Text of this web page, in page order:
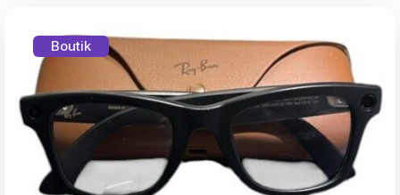
Boutik